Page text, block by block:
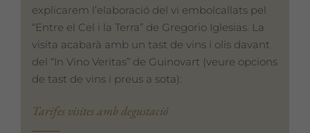
explicarem l’elaboració del vi embolcallats pel
“Entre el Cel i la Terra” de Gregorio Iglesias. La
visita acabarà amb un tast de vins i olis davant
del “In Vino Veritas” de Guinovart (veure opcions
de tast de vins i preus a sota):
Tarifes visites amb degustació